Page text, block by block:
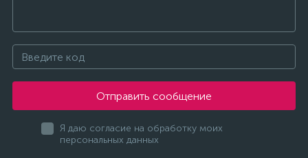
Отправить сообщение
Я даю согласие на обработку моих
персональных данных